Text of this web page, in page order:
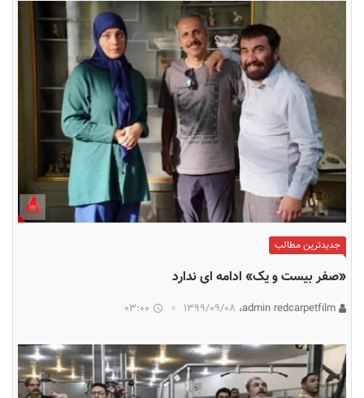
جدیدترین مطالب
«صفر بیست و یک» ادامه ای ندارد
۱۳۹۹/۰۹/۰۸ 03:00